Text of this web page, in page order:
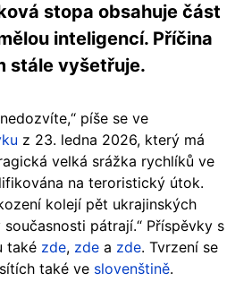
stopa obsahuje část
inteligencí. Příčina
stále vyšetřuje.
píše se ve
z 23. ledna 2026, který má
velká srážka rychlíků ve
na teroristický útok.
kolejí pět ukrajinských
pátrají.“ Příspěvky s
také zde, zde a zde. Tvrzení se
také ve slovenštině.